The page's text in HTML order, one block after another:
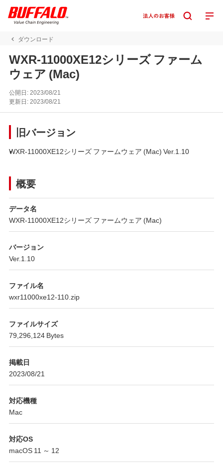
ダウンロード
WXR-11000XE12シリーズ ファーム
ウェア (Mac)
公開日:2023/08/21
更新日:2023/08/21
旧バージョン
WXR-11000XE12シリーズ ファームウェア (Mac) Ver.1.10
概要
データ名
WXR-11000XE12シリーズ ファームウェア (Mac)
バージョン
Ver.1.10
ファイル名
wxr11000xe12-110.zip
ファイルサイズ
79,296,124 Bytes
掲載日
2023/08/21
対応機種
Mac
対応OS
macOS 11 ～ 12